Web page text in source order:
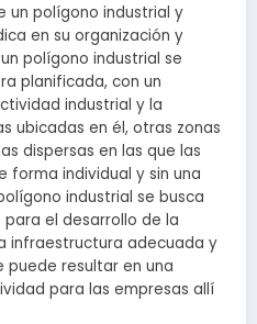
un polígono industrial y
en su organización y
polígono industrial se
planificada, con un
industrial y la
ubicadas en él, otras zonas
dispersas en las que las
forma individual y sin una
industrial se busca
el desarrollo de la
infraestructura adecuada y
puede resultar en una
para las empresas allí